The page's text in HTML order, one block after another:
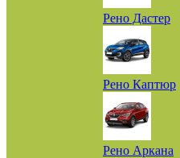
Рено Дастер
Рено Каптюр
Рено Аркана